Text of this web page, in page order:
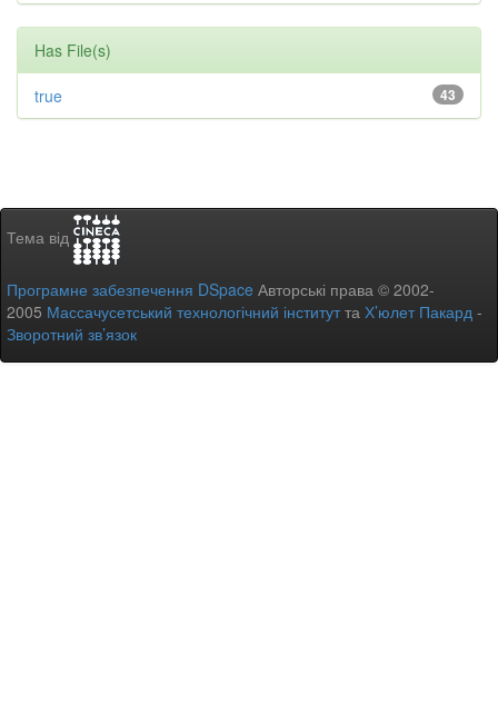
Has File(s)
43
true
Тема від
Програмне забезпечення DSpace Авторські права © 2002-
2005 Массачусетський технологічний інститутта Х’юлет Пакард -
Зворотний зв’язок